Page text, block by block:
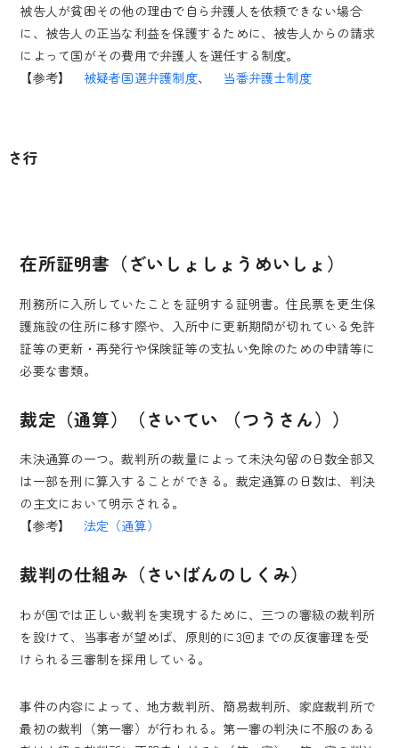
被告人が貧困その他の理由で自ら弁護人を依頼できない場合
に、被告人の正当な利益を保護するために、被告人からの請求
によって国がその費用で弁護人を選任する制度。
【参考】 被疑者国選弁護制度、 当番弁護士制度
さ行
在所証明書（ざいしょしょうめいしょ）
刑務所に入所していたことを証明する証明書。住民票を更生保
護施設の住所に移す際や、入所中に更新期間が切れている免許
証等の更新・再発行や保険証等の支払い免除のための申請等に
必要な書類。
裁定（通算）（さいてい （つうさん））
未決通算の一つ。裁判所の裁量によって未決勾留の日数全部又
は一部を刑に算入することができる。裁定通算の日数は、判決
の主文において明示される。
【参考】
法定（通算）
裁判の仕組み（さいばんのしくみ）
わが国では正しい裁判を実現するために、三つの審級の裁判所
を設けて、当事者が望めば、原則的に3回までの反復審理を受
けられる三審制を採用している。
事件の内容によって、地方裁判所、簡易裁判所、家庭裁判所で
最初の裁判（第一審）が行われる。第一審の判決に不服のある